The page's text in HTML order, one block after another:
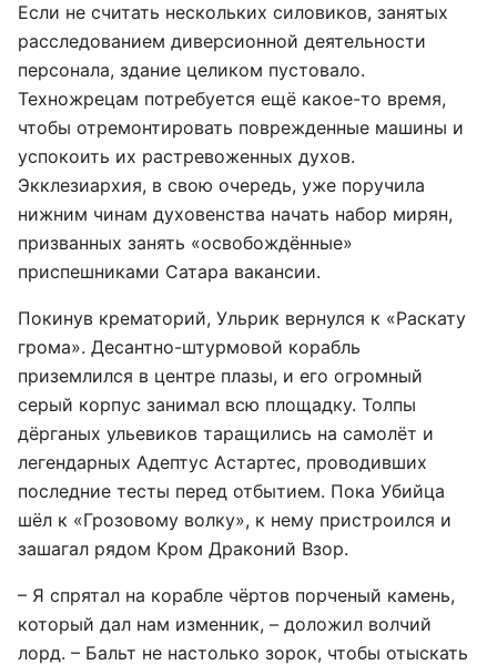
Если не считать нескольких силовиков, занятых
расследованием диверсионной деятельности
персонала, здание целиком пустовало.
Техножрецам потребуется ещё какое-то время,
чтобы отремонтировать поврежденные машины и
успокоить их растревоженных духов.
Экклезиархия, в свою очередь, уже поручила
нижним чинам духовенства начать набор мирян,
призванных занять «освобождённые»
приспешниками Сатара вакансии.
Покинув крематорий, Ульрик вернулся к «Раскату
грома». Десантно-штурмовой корабль
приземлился в центре плазы, и его огромный
серый корпус занимал всю площадку. Толпы
дёрганых ульевиков таращились на самолёт и
легендарных Адептус Астартес, проводивших
последние тесты перед отбытием. Пока Убийца
шёл к «Грозовому волку», к нему пристроился и
зашагал рядом Кром Драконий Взор.
– Я спрятал на корабле чёртов порченый камень,
который дал нам изменник, – доложил волчий
лорд. – Бальт не настолько зорок, чтобы отыскать